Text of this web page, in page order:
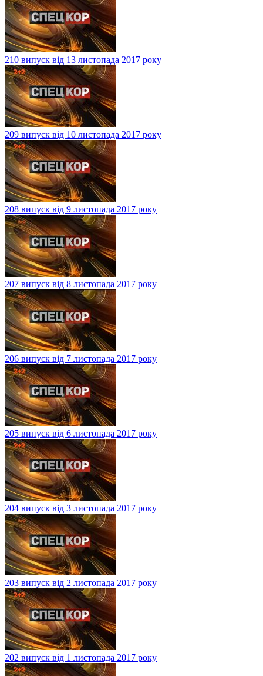
210 випуск від 13 листопада 2017 року
209 випуск від 10 листопада 2017 року
208 випуск від 9 листопада 2017 року
207 випуск від 8 листопада 2017 року
206 випуск від 7 листопада 2017 року
205 випуск від 6 листопада 2017 року
204 випуск від 3 листопада 2017 року
203 випуск від 2 листопада 2017 року
202 випуск від 1 листопада 2017 року